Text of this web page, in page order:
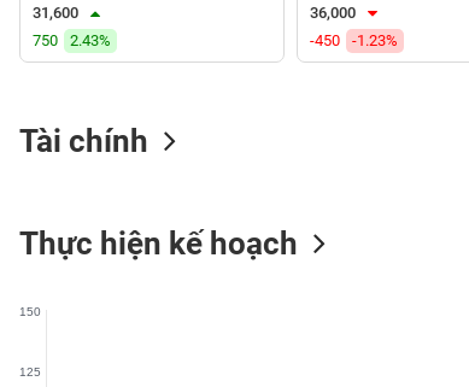
31,600
750
2.43%
36,000
-450
-1.23%
Tài chính
Thực hiện kế hoạch
150
125
MỚI
VS-